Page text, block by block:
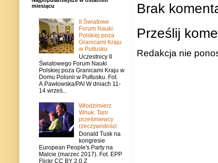
Brak
Prześlij
Redakcja nie
miesiącu
II Światowe
Forum Nauki
Polskiej poza
Granicami Kraju
w Pułtusku
Uczestnicy II
Światowego Forum Nauki
Polskiej poza Granicami Kraju w
Domu Polonii w Pułtusku. Fot.
A.Pawłowska/PAI W dniach 11-
14 wrześ...
Włodzimierz
Wnuk: Tani
prześmiewcy
rzeczywistości
Donald Tusk na
kongresie
European People's Party na
Malcie (marzec 2017). Fot. EPP
Flickr CC BY 2.0 Z